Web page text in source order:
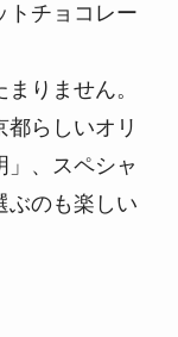
トチョコレー
りません。
らしいオリ
」、スペシャ
ぶのも楽しい